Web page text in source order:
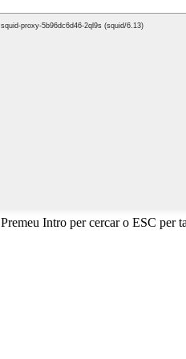
Premeu Intro per cercar o ESC per